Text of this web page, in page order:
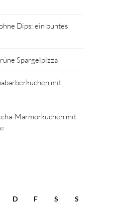
Dips: ein buntes
Spargelpizza
mit
Marmorkuchen mit
D F S S